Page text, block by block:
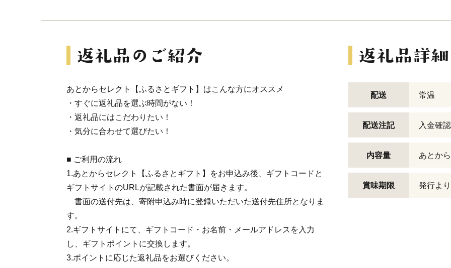
あとからセレクト【ふるさとギフト】はこんな方にオススメ
・すぐに返礼品を選ぶ時間がない！
・返礼品にはこだわりたい！
・気分に合わせて選びたい！
■ ご利用の流れ
1.あとからセレクト【ふるさとギフト】をお申込み後、ギフトコードと
ギフトサイトのURLが記載された書面が届きます。
書面の送付先は、寄附申込み時に登録いただいた送付先住所となりま
す。
2.ギフトサイトにて、ギフトコード・お名前・メールアドレスを入力
し、ギフトポイントに交換します。
3.ポイントに応じた返礼品をお選びください。
配送 常温
配送注記 入金確
内容量 あとか
賞味期限 発行よ